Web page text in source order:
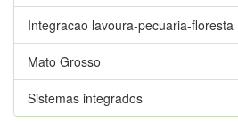
Integracao lavoura-pecuaria-floresta
Mato Grosso
Sistemas integrados